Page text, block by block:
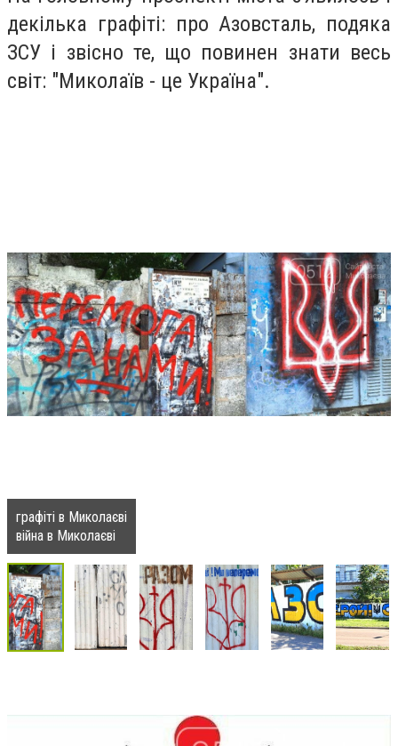
декілька графіті: про Азовсталь, подяка
ЗСУ і звісно те, що повинен знати весь
світ: "Миколаїв - це Україна".
графіті в Миколаєві
війна в Миколаєві